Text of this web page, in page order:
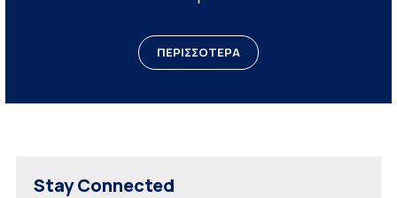
ΠΕΡΙΣΣΟΤΕΡΑ
Stay Connected